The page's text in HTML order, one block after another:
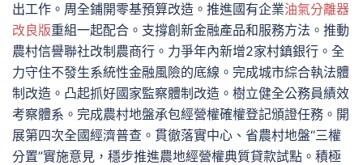
出工作。周全鋪開零基預算改造。推進國有企業油氣分離器
改良版重組一起配合。支撐創新金融產品和服務方法。推動
農村信譽聯社改制農商行。力爭年內新增2家村鎮銀行。全
力守住不發生系統性金融風險的底線。完成城市綜合執法體
制改造。凸起抓好國家監察體制改造。樹立健全公務員績效
考察體系。完成農村地盤承包經營權確權登記頒證任務。開
展第四次全國經濟普查。貫徹落實中心、省農村地盤“三權
分置”實施意見，穩步推進農地經營權典質貸款試點。積極